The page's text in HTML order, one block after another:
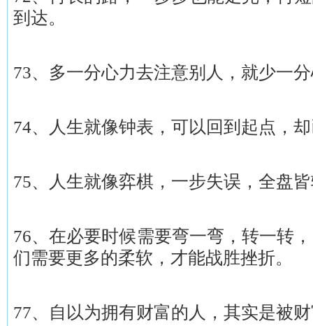
到达。
73、多一分心力去注意别人，就少一
74、人生就像钟表，可以回到起点，
75、人生就像弈棋，一步失误，全盘
76、在必要时候需要弯一弯，转一转
们需要更多的柔软，才能战胜挫折。
77、自以为拥有财富的人，其实是被